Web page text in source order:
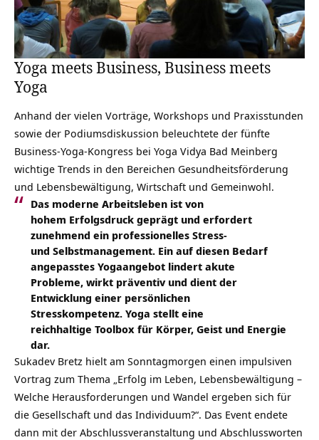
Yoga meets Business, Business meets
Yoga
Anhand der vielen Vorträge, Workshops und Praxisstunden
sowie der Podiumsdiskussion beleuchtete der fünfte
Business-Yoga-Kongress bei Yoga Vidya Bad Meinberg
wichtige Trends in den Bereichen Gesundheitsförderung
und Lebensbewältigung, Wirtschaft und Gemeinwohl.
Das moderne Arbeitsleben ist von
hohem Erfolgsdruck geprägt und erfordert
zunehmend ein professionelles Stress-
und Selbstmanagement. Ein auf diesen Bedarf
angepasstes Yogaangebot lindert akute
Probleme, wirkt präventiv und dient der
Entwicklung einer persönlichen
Stresskompetenz. Yoga stellt eine
reichhaltige Toolbox für Körper, Geist und Energie
dar.
Sukadev Bretz hielt am Sonntagmorgen einen impulsiven
Vortrag zum Thema „Erfolg im Leben, Lebensbewältigung –
Welche Herausforderungen und Wandel ergeben sich für
die Gesellschaft und das Individuum?“. Das Event endete
dann mit der Abschlussveranstaltung und Abschlussworten